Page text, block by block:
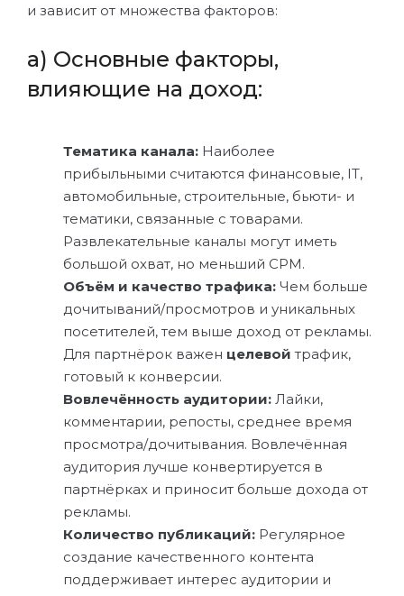
и зависит от множества факторов:
а) Основные факторы,
влияющие на доход:
Тематика канала: Наиболее
прибыльными считаются финансовые, IT,
автомобильные, строительные, бьюти- и
тематики, связанные с товарами.
Развлекательные каналы могут иметь
большой охват, но меньший CPM.
Объём и качество трафика: Чем больше
дочитываний/просмотров и уникальных
посетителей, тем выше доход от рекламы.
Для партнёрок важен целевой трафик,
готовый к конверсии.
Вовлечённость аудитории: Лайки,
комментарии, репосты, среднее время
просмотра/дочитывания. Вовлечённая
аудитория лучше конвертируется в
партнёрках и приносит больше дохода от
рекламы.
Количество публикаций: Регулярное
создание качественного контента
поддерживает интерес аудитории и